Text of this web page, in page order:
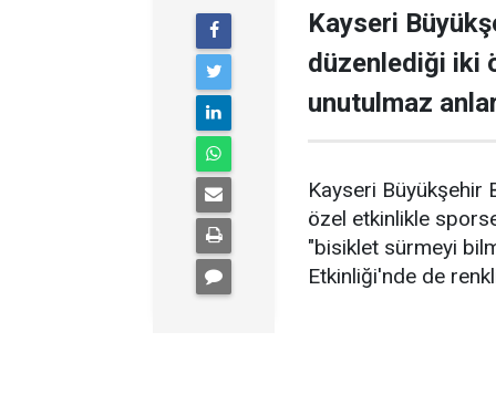
Kayseri
düzenlediği iki
unutulmaz
Kayseri Büyükşehir
özel etkinlikle
"bisiklet sürmeyi
Etkinliği'nde de